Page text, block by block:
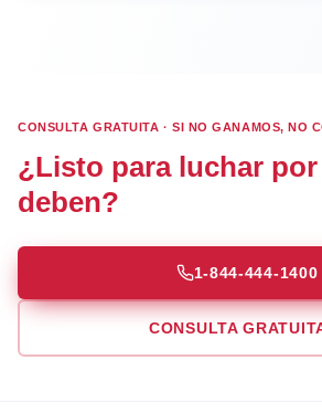
CONSULTA GRATUITA · SI NO GANAMOS, NO
¿Listo para luchar
deben?
1-844-444-1400
CONSULTA